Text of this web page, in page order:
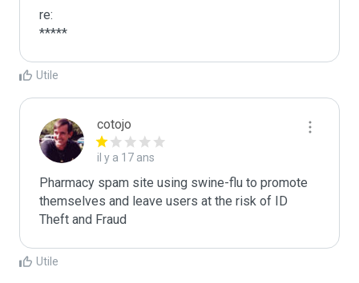
re:
*****
Utile
cotojo
il y a 17 ans
Pharmacy spam site using swine-flu to promote
themselves and leave users at the risk of ID
Theft and Fraud
Utile